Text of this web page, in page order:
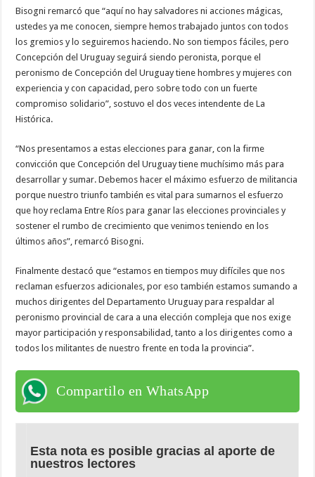
Bisogni remarcó que “aquí no hay salvadores ni acciones mágicas,
ustedes ya me conocen, siempre hemos trabajado juntos con todos
los gremios y lo seguiremos haciendo. No son tiempos fáciles, pero
Concepción del Uruguay seguirá siendo peronista, porque el
peronismo de Concepción del Uruguay tiene hombres y mujeres con
experiencia y con capacidad, pero sobre todo con un fuerte
compromiso solidario”, sostuvo el dos veces intendente de La
Histórica.
“Nos presentamos a estas elecciones para ganar, con la firme
convicción que Concepción del Uruguay tiene muchísimo más para
desarrollar y sumar. Debemos hacer el máximo esfuerzo de militancia
porque nuestro triunfo también es vital para sumarnos el esfuerzo
que hoy reclama Entre Ríos para ganar las elecciones provinciales y
sostener el rumbo de crecimiento que venimos teniendo en los
últimos años”, remarcó Bisogni.
Finalmente destacó que “estamos en tiempos muy difíciles que nos
reclaman esfuerzos adicionales, por eso también estamos sumando a
muchos dirigentes del Departamento Uruguay para respaldar al
peronismo provincial de cara a una elección compleja que nos exige
mayor participación y responsabilidad, tanto a los dirigentes como a
todos los militantes de nuestro frente en toda la provincia”.
Compartilo en WhatsApp
Esta nota es posible gracias al aporte de
nuestros lectores